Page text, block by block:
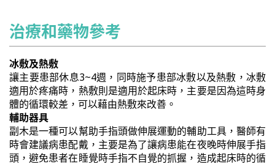
治療和藥物參考
冰敷及熱敷
讓主要患部休息3~4週，同時施予患部冰敷以及熱敷，冰敷
適用於疼痛時，熱敷則是適用於起床時，主要是因為這時身
體的循環較差，可以藉由熱敷來改善。
輔助器具
副木是一種可以幫助手指頭做伸展運動的輔助工具，醫師有
時會建議病患配戴，主要是為了讓病患能在夜晚時伸展手指
頭，避免患者在睡覺時手指不自覺的抓握，造成起床時的循